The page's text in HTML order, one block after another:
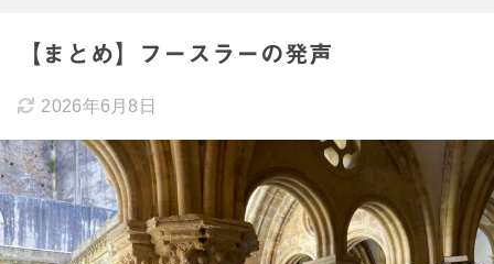
【まとめ】フースラーの発声
2026年6月8日